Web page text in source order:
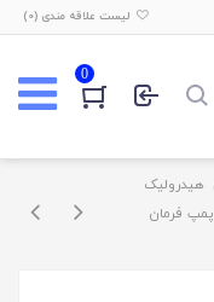
لیست علاقه مندی (0
)
0
هیدرولیک
پمپ فرمان